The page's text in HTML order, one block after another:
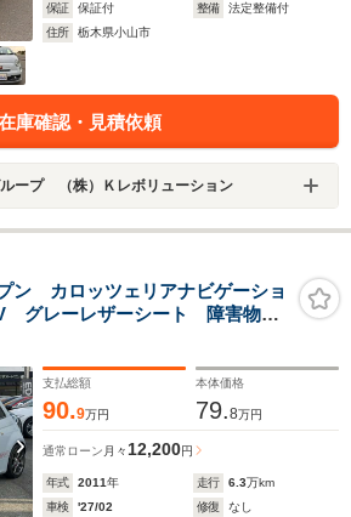
保証
保証付 整備
法定整備付
住所
栃木県小山市
庫確認・見積依頼
ープ （株）Ｋレボリューション
カロッツェリアナビゲーショ
グレーレザーシート 障害物セ
ッドライト ドライブレコーダ
車 3か月安心保証付
支払総額
90.9万円
本体価格
79.8万円
通常ローン 月々12,200円
年式 2011年 走行 6.3万km
車検
'27/02 修復
なし